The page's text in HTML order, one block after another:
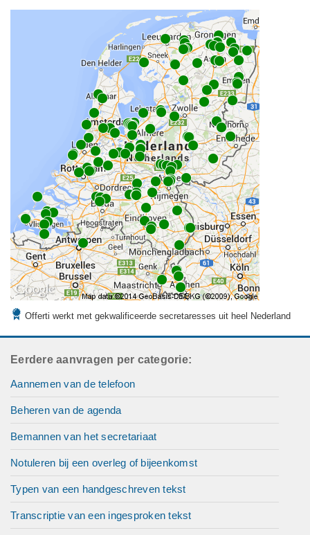
Offerti werkt met gekwalificeerde secretaresses uit heel Nederland
Eerdere aanvragen per categorie:
Aannemen van de telefoon
Beheren van de agenda
Bemannen van het secretariaat
Notuleren bij een overleg of bijeenkomst
Typen van een handgeschreven tekst
Transcriptie van een ingesproken tekst